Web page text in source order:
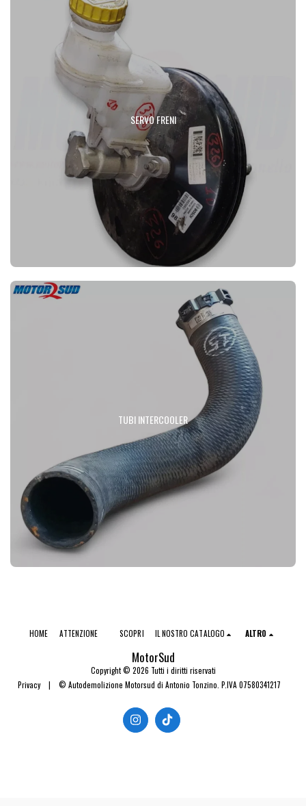
SERVO FRENI
TUBI INTERCOOLER
MotorSud
Copyright © 2026 Tutti i diritti riservati
Privacy| © Autodemolizione Motorsud di Antonio Tonzino. P.IVA 07580341217
HOME ATTENZIONE SCOPRI IL NOSTRO CATALOGO ALTRO